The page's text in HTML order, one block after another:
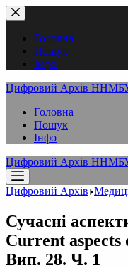
Перейти
до
вмістуГоловна
Пошук
Інфо
Цифровий Архів
Головна
Пошук
Інфо
Цифровий Архів
Цифровий Архів
Сучасні
Current
Вип. 28. Ч. 1